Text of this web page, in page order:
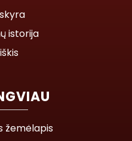
istorija
žemėlapis